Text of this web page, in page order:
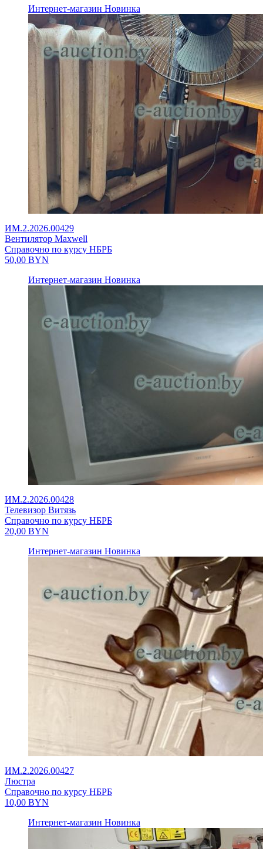
Интернет-магазин Новинка
ИМ.2.2026.00429
Вентилятор Maxwell
Справочно по курсу НБРБ
50,00 BYN
Интернет-магазин Новинка
ИМ.2.2026.00428
Телевизор Витязь
Справочно по курсу НБРБ
20,00 BYN
Интернет-магазин Новинка
ИМ.2.2026.00427
Люстра
Справочно по курсу НБРБ
10,00 BYN
Интернет-магазин Новинка